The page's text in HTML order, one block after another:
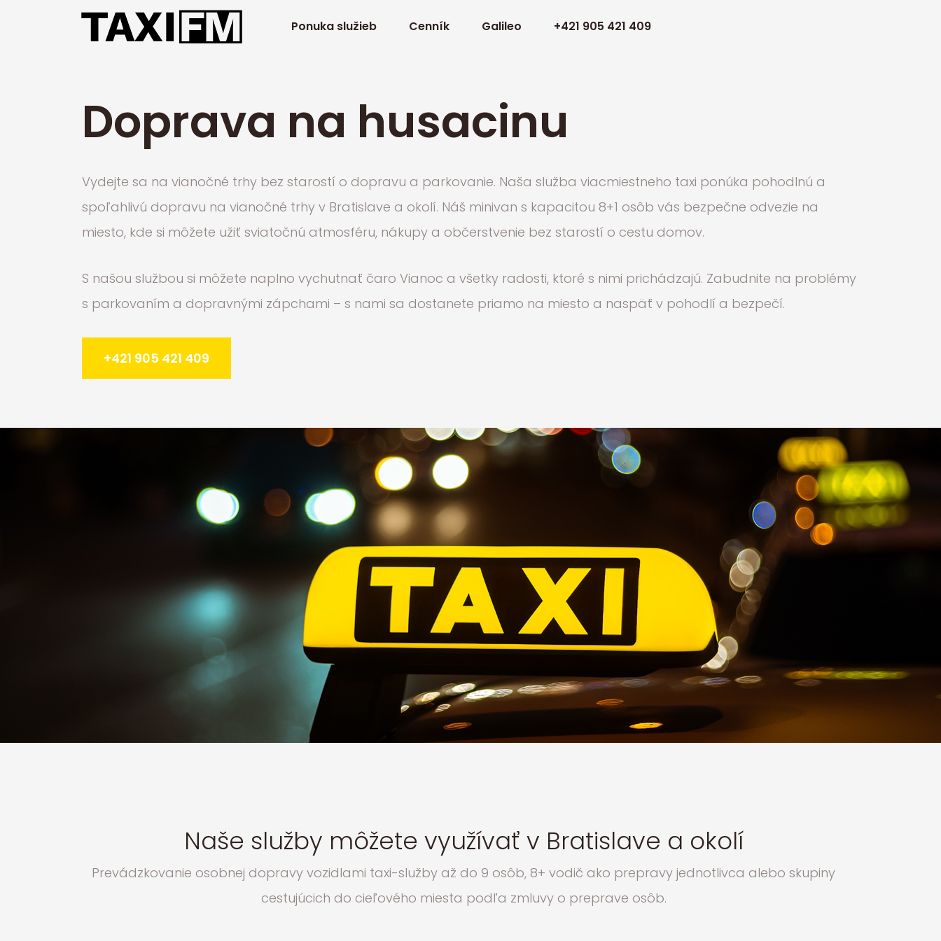
Ponuka služieb Cenník Galileo +421 905 421 409
Doprava na husacinu
Vydejte sa na vianočné trhy bez starostí o dopravu a parkovanie. Naša služba viacmiestneho taxi ponúka pohodlnú a
spoľahlivú dopravu na vianočné trhy v Bratislave a okolí. Náš minivan s kapacitou 8+1 osôb vás bezpečne odvezie na
miesto, kde si môžete užiť sviatočnú atmosféru, nákupy a občerstvenie bez starostí o cestu domov.
S našou službou si môžete naplno vychutnať čaro Vianoc a všetky radosti, ktoré s nimi prichádzajú. Zabudnite na problémy
s parkovaním a dopravnými zápchami – s nami sa dostanete priamo na miesto a naspäť v pohodlí a bezpečí.
+421 905 421 409
Naše služby môžete využívať v Bratislave a okolí
Prevádzkovanie osobnej dopravy vozidlami taxi-služby až do 9 osôb, 8+ vodič ako prepravy jednotlivca alebo skupiny
cestujúcich do cieľového miesta podľa zmluvy o preprave osôb.